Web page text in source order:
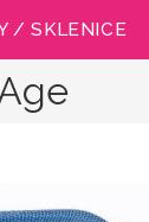
/ SKLENICE